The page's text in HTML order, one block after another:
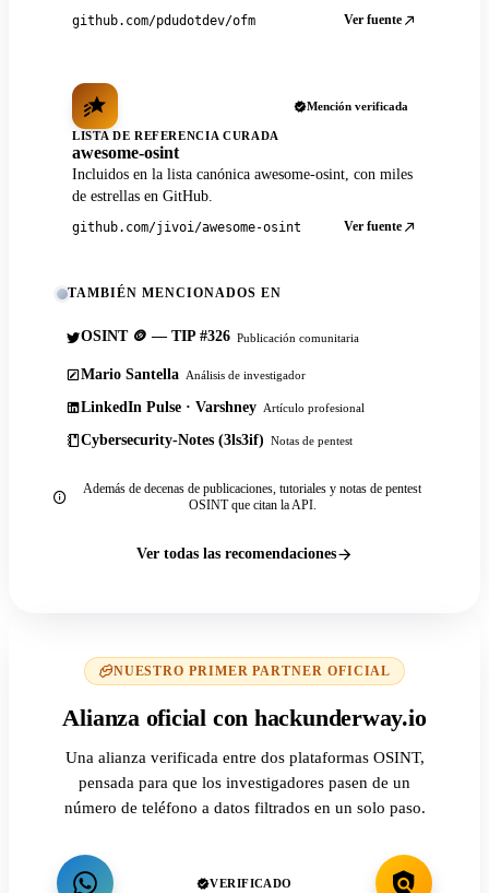
github.com/pdudotdev/ofm Ver fuente
Mención verificada
LISTA DE REFERENCIA CURADA
awesome-osint
Incluidos en la lista canónica awesome-osint, con miles
de estrellas en GitHub.
github.com/jivoi/awesome-osint Ver fuente
TAMBIÉN MENCIONADOS EN
OSINT 🪙 — TIP #326 Publicación comunitaria
Mario Santella Análisis de investigador
LinkedIn Pulse · Varshney Artículo profesional
Cybersecurity-Notes (3ls3if) Notas de pentest
Además de decenas de publicaciones, tutoriales y notas de pentest
OSINT que citan la API.
Ver todas las recomendaciones
NUESTRO PRIMER PARTNER OFICIAL
Alianza oficial con hackunderway.io
Una alianza verificada entre dos plataformas OSINT,
pensada para que los investigadores pasen de un
número de teléfono a datos filtrados en un solo paso.
VERIFICADO